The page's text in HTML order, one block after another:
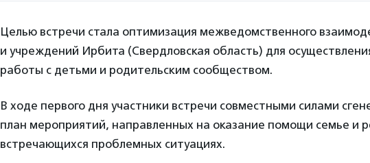
Целью встречи стала оптимизация межведомственного
и учреждений Ирбита (Свердловская область) для
работы с детьми и родительским сообществом.
В ходе первого дня участники встречи совместными силами
план мероприятий, направленных на оказание помощи семье и
встречающихся проблемных ситуациях.